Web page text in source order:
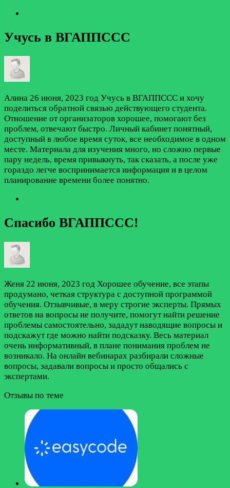
Учусь в ВГАППССС
Алина 26 июня, 2023 год Учусь в ВГАППССС и хочу
поделиться обратной связью действующего студента.
Отношение от организаторов хорошее, помогают без
проблем, отвечают быстро. Личный кабинет понятный,
доступный в любое время суток, все необходимое в одном
месте. Материала для изучения много, но сложно первые
пару недель, время привыкнуть, так сказать, а после уже
гораздо легче воспринимается информация и в целом
планирование времени более понятно.
Спасибо ВГАППССС!
Женя 22 июня, 2023 год Хорошее обучение, все этапы
продумано, четкая структура с доступной программой
обучения. Отзывчивые, в меру строгие эксперты. Прямых
ответов на вопросы не получите, помогут найти решение
проблемы самостоятельно, зададут наводящие вопросы и
подскажут где можно найти подсказку. Весь материал
очень информативный, в плане понимания проблем не
возникало. На онлайн вебинарах разбирали сложные
вопросы, задавали вопросы и просто общались с
экспертами.
Отзывы по теме